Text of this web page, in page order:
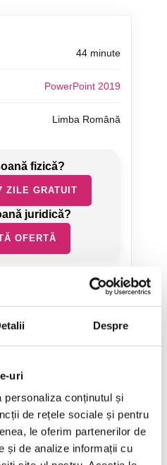
Despre
uri
personaliza conținutul și
de rețele sociale și pentru
le oferim partenerilor de
și de analize informații cu
44 minute
PowerPoint 2019
Limba Română
ZILE GRATUIT
OFERTĂ
și profesională